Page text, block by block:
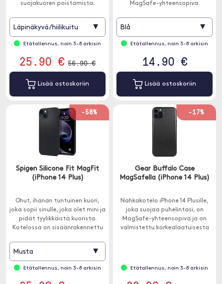
suojakuoren poistamista.
Läpinäkyvä/hiilikuitu ▾
Etätallennus, noin 3-8 arkisin
25.90 € 56.90 €
Lisää ostoskoriin
MagSafe-yhteensopiva.
Blå ▾
Etätallennus, noin 3-8 arkisin
14.90 €
Lisää ostoskoriin
-58%
Spigen Silicone Fit MagFit
(iPhone 14 Plus)
Ohut, ihanan tuntuinen kuori,
joka sopii sinulle, joka olet mini ja
pidät tyylikkäistä kuorista.
Kotelossa on sisäänrakennettu
Musta ▾
Etätallennus, noin 3-8 arkisin
-17%
Gear Buffalo Case
MagSafella (iPhone 14 Plus)
Nahkakotelo iPhone 14 Plusille,
joka suojaa puhelintasi, on
MagSafe-yhteensopiva ja on
valmistettu korkealaatuisesta
Etätallennus, noin 3-8 arkisin